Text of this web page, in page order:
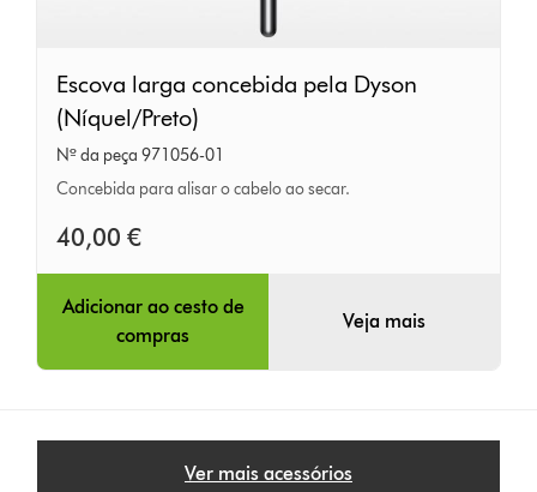
larga
concebida
pela
Dyson
(Níquel/Preto)
Escova larga concebida pela Dyson
(Níquel/Preto)
Nº da peça 971056-01
Concebida para alisar o cabelo ao secar.
40,00 €
Adicionar ao cesto de
compras
Veja mais
Ver mais acessórios